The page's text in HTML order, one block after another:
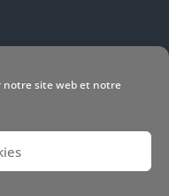
notre site web et notre